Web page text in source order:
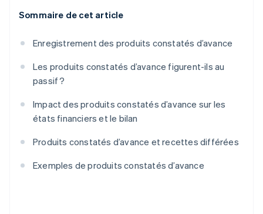
Sommaire de cet article
Enregistrement des produits constatés d’avance
Les produits constatés d’avance figurent-ils au
passif ?
Impact des produits constatés d’avance sur les
états financiers et le bilan
Produits constatés d’avance et recettes différées
Exemples de produits constatés d’avance